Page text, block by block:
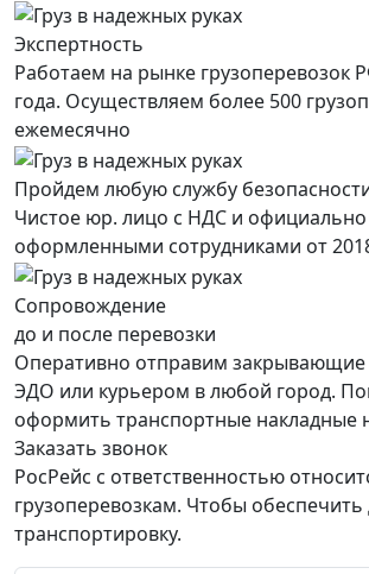
Экспертность
Работаем на рынке грузоперевозок
года. Осуществляем более 500
ежемесячно
Пройдем любую службу
Чистое юр. лицо с НДС и официально
оформленными сотрудниками от
Сопровождение
до и после перевозки
Оперативно отправим закрывающие
ЭДО или курьером в любой город.
оформить транспортные накладные
Заказать звонок
РосРейс с ответственностью
грузоперевозкам. Чтобы
транспортировку.